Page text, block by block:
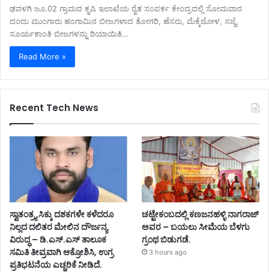
ಢವಳಗಿ ಜೂ.02 ಗ್ರಾಮದ ಕೃಷಿ ಇಲಾಖೆಯ ರೈತ ಸಂಪರ್ಕ ಕೇಂದ್ರದಲ್ಲಿ ಸೋಮವಾರ
ದಂದು ಮುಂಗಾರು ಹಂಗಾಮಿನ ಬೀಜಗಳಾದ ತೋಗರಿ, ಹೆಸರು, ಮೆಕ್ಕೆಜೋಳ, ಸಜ್ಜೆ,
ಸೂರ್ಯಕಾಂತಿ ಬೀಜಗಳನ್ನು ರಿಯಾಯಿತಿ…
Read More »
Recent Tech News
ಸ್ವಾತಂತ್ರ್ಯ ಸಿಕ್ಕು ದಶಕಗಳೇ ಕಳೆದರೂ
ನಿಲ್ಲದ ದಲಿತರ ಮೇಲಿನ ದೌರ್ಜನ್ಯ
ವಿರುದ್ಧ – ಡಿ.ಎಸ್.ಎಸ್ ತಾಲೂಕ
ಸಮಿತಿ ತೀವ್ರವಾಗಿ ಆಕ್ರೋಶಿಸಿ, ಉಗ್ರ
ಪ್ರತಿಭಟನೆಯ ಎಚ್ಚರಿಕೆ ನೀಡಿದೆ.
ಚಟ್ಟೇಕಂಬದಲ್ಲಿ ಕಣಜನಹಳ್ಳಿ ನಾಗರಾಜ್
ಅವರ – ಬಯಲು ಸೀಮೆಯ ಬೆಳಗು
ಗ್ರಂಥ ಬಿಡುಗಡೆ.
3 hours ago